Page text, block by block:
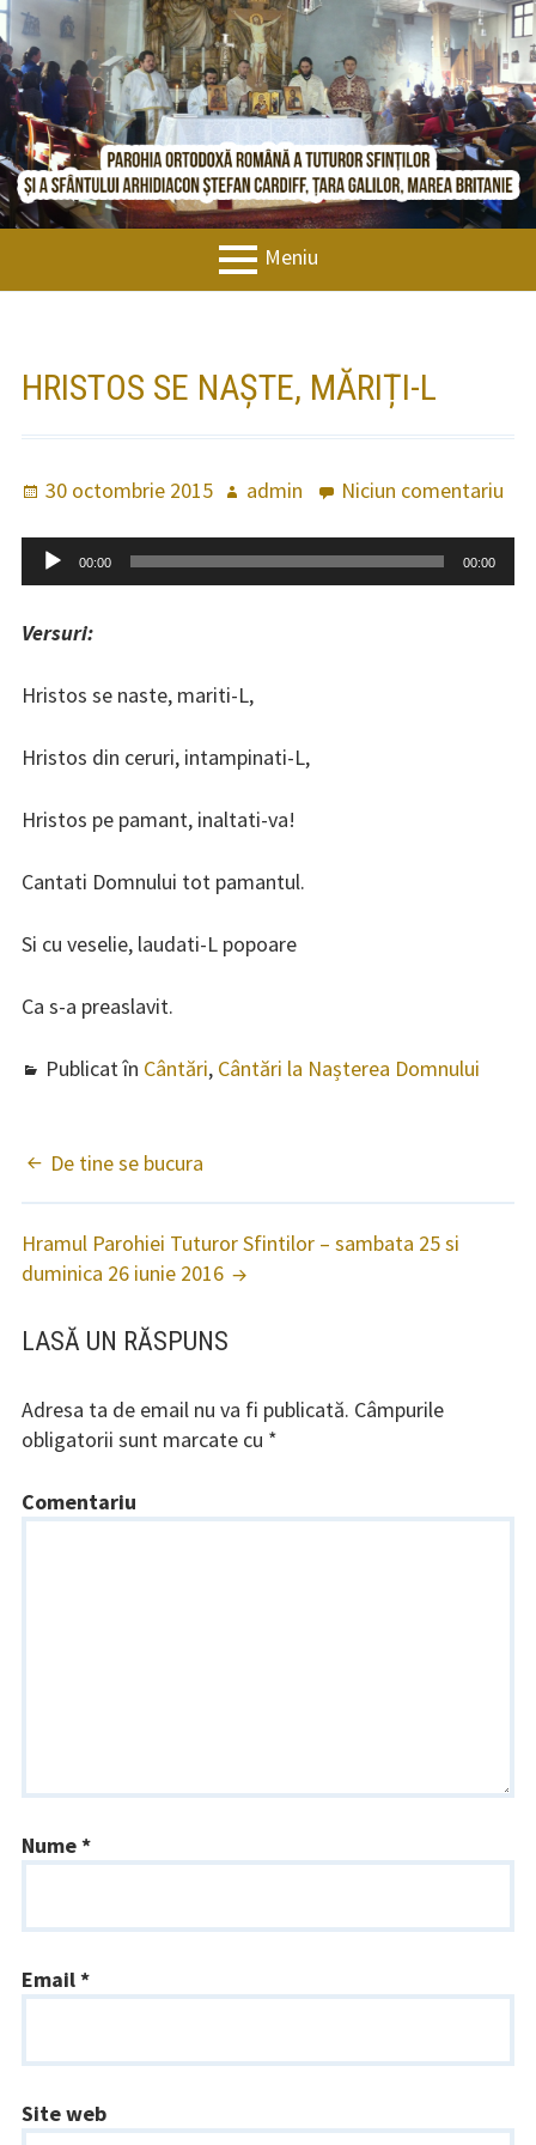
Sari
la
conținut
BISERICAORTODOXACARDIFF.COM
Meniu
Istoric
Noutăți
Evenimente
Învățături
Cântări
Cântări specifice liturghiei
Sfântului Vasile
Cântări în Postul Mare
Cântări la Nașterea Domnului
Axioane peste an
Biblioteca parohiei
Contact
HRISTOS SE NAȘTE, MĂRIȚI-L
Publicat
30 octombrie 2015 Autoradmin Niciun comentariu
Player
audio
00:00 00:00
Versuri:
Hristos se naste, mariti-L,
Hristos din ceruri, intampinati-L,
Hristos pe pamant, inaltati-va!
Cantati Domnului tot pamantul.
Si cu veselie, laudati-L popoare
Ca s-a preaslavit.
Publicat în Cântări, Cântări la Nașterea Domnului
NAVIGARE
ARTICOLE
De tine se bucura
Hramul Parohiei Tuturor Sfintilor – sambata 25 si
duminica 26 iunie 2016
LASĂ UN RĂSPUNS
Adresa ta de email nu va fi publicată. Câmpurile
obligatorii sunt marcate cu *
Comentariu
Nume*
Email*
Site web